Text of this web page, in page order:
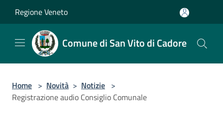
Regione Veneto
Comune di San Vito di Cadore
Home > Novità > Notizie >
Registrazione audio Consiglio Comunale